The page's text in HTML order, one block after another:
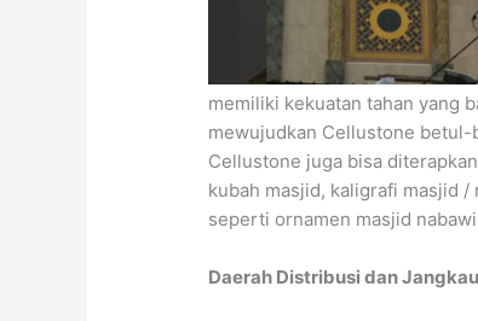
memiliki kekuatan tahan yang
mewujudkan Cellustone
Cellustone juga bisa
kubah masjid, kaligrafi masjid
seperti ornamen masjid
Daerah Distribusi dan